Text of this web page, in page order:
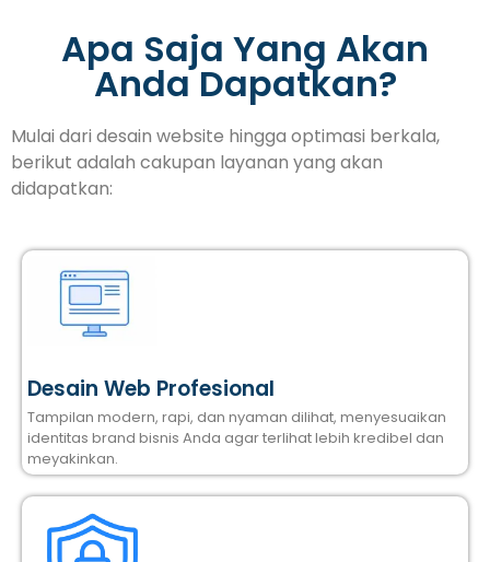
Apa Saja Yang Akan
Anda Dapatkan?
Mulai dari desain website hingga optimasi berkala,
berikut adalah cakupan layanan yang akan
didapatkan:
Desain Web Profesional
Tampilan modern, rapi, dan nyaman dilihat, menyesuaikan
identitas brand bisnis Anda agar terlihat lebih kredibel dan
meyakinkan.